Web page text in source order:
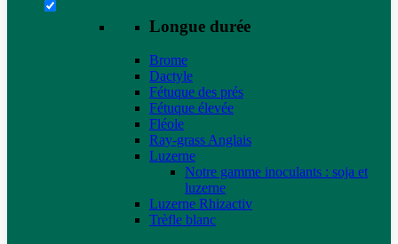
Longue durée
Brome
Dactyle
Fétuque des prés
Fétuque élevée
Fléole
Ray-grass Anglais
Luzerne
Notre gamme inoculants : soja et
luzerne
Luzerne Rhizactiv
Trèfle blanc